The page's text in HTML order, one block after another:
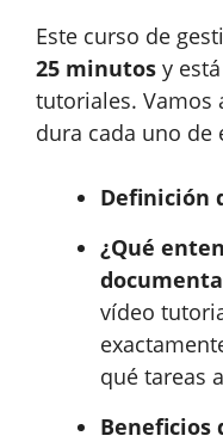
Este curso de
25 minutos y
tutoriales. Vamos
dura cada uno de
Definición
¿Qué
vídeo
qué tareas
Beneficios